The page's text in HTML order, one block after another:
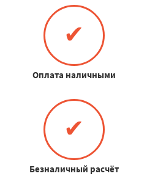
✔
Оплата наличными
✔
Безналичный расчёт